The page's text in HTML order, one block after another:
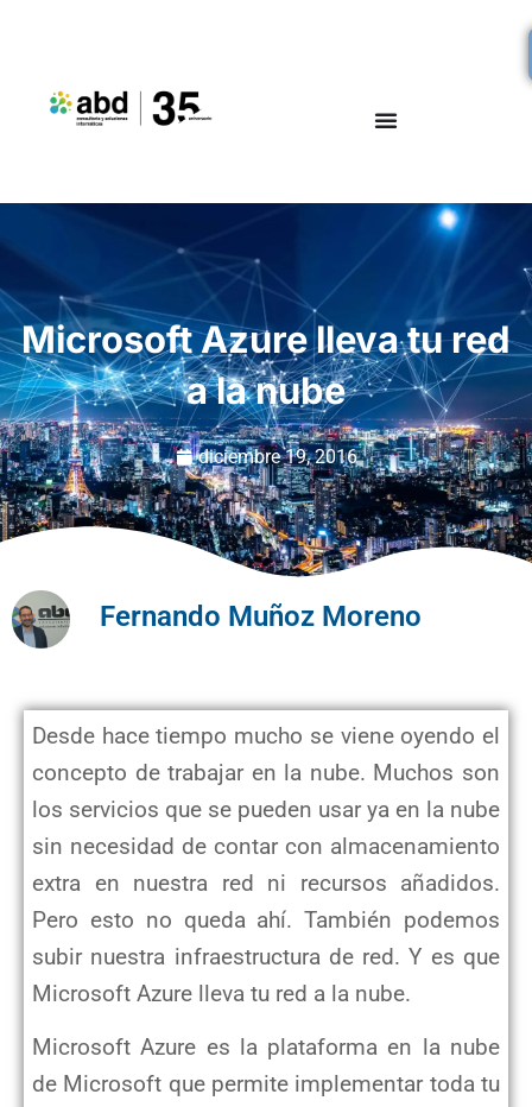
Microsoft Azure lleva tu red
a la nube
diciembre 19, 2016
Fernando Muñoz Moreno
Desde hace tiempo mucho se viene oyendo el
concepto de trabajar en la nube. Muchos son
los servicios que se pueden usar ya en la nube
sin necesidad de contar con almacenamiento
extra en nuestra red ni recursos añadidos.
Pero esto no queda ahí. También podemos
subir nuestra infraestructura de red. Y es que
Microsoft Azure lleva tu red a la nube.
Microsoft Azure es la plataforma en la nube
de Microsoft que permite implementar toda tu